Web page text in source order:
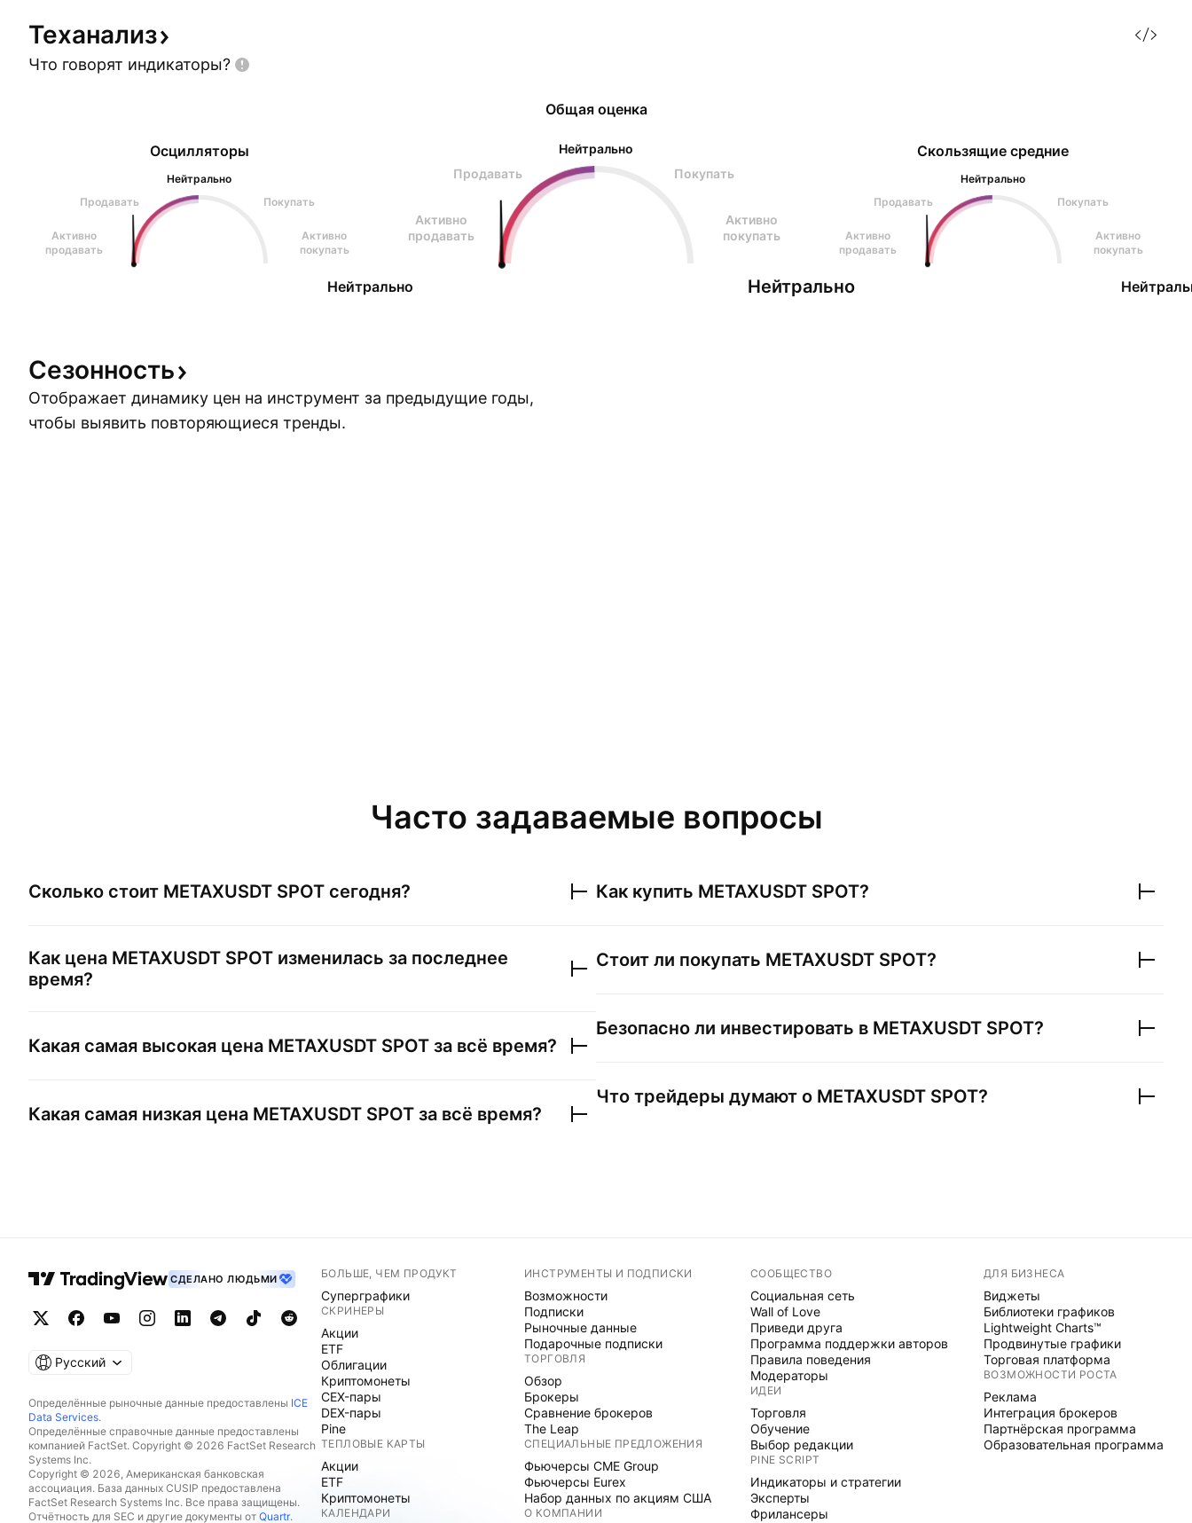
Теханализ
Что говорят индикаторы?
Осцилляторы
Нейтрально
Продавать
Покупать
Активно
продавать
Активно
покупать
Нейтрально
Общая оценка
Нейтрально
Продавать
Покупать
Активно
продавать
Активно
покупать
Нейтрально
Скользящие средние
Нейтрально
Продавать
Покупать
Активно
продавать
Активно
покупать
Сезонность
Отображает динамику цен на инструмент за предыдущие годы,
чтобы выявить повторяющиеся тренды.
Часто задаваемые вопросы
Сколько стоит METAXUSDT SPOT сегодня?
Как цена METAXUSDT SPOT изменилась за последнее
время?
Какая самая высокая цена METAXUSDT SPOT за всё время?
Какая самая низкая цена METAXUSDT SPOT за всё время?
Как купить METAXUSDT SPOT?
Стоит ли покупать METAXUSDT SPOT?
Безопасно ли инвестировать в METAXUSDT SPOT?
Что трейдеры думают о METAXUSDT SPOT?
СДЕЛАНО ЛЮДЬМИ
Русский
Определённые рыночные данные предоставлены ICE
Data Services.
Определённые справочные данные предоставлены
компанией FactSet. Copyright © 2026 FactSet Research
Systems Inc.
Copyright © 2026, Американская банковская
ассоциация. База данных CUSIP предоставлена
FactSet Research Systems Inc. Все права защищены.
Отчётность для SEC и другие документы от Quartr.
БОЛЬШЕ, ЧЕМ ПРОДУКТ
Суперграфики
СКРИНЕРЫ
Акции
ETF
Облигации
Криптомонеты
CEX-пары
DEX-пары
Pine
ТЕПЛОВЫЕ КАРТЫ
Акции
ETF
Криптомонеты
КАЛЕНДАРИ
ИНСТРУМЕНТЫ И ПОДПИСКИ
Возможности
Подписки
Рыночные данные
Подарочные подписки
ТОРГОВЛЯ
Обзор
Брокеры
Сравнение брокеров
The Leap
СПЕЦИАЛЬНЫЕ ПРЕДЛОЖЕНИЯ
Фьючерсы CME Group
Фьючерсы Eurex
Набор данных по акциям США
О КОМПАНИИ
СООБЩЕСТВО
Социальная сеть
Wall of Love
Приведи друга
Программа поддержки авторов
Правила поведения
Модераторы
ИДЕИ
Торговля
Обучение
Выбор редакции
PINE SCRIPT
Индикаторы и стратегии
Эксперты
Фрилансеры
ДЛЯ БИЗНЕСА
Виджеты
Библиотеки графиков
Lightweight Charts™
Продвинутые графики
Торговая платформа
ВОЗМОЖНОСТИ РОСТА
Реклама
Интеграция брокеров
Партнёрская программа
Образовательная программа